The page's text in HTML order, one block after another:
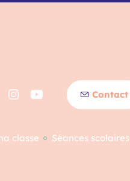
Contact
classe Séances scolaires